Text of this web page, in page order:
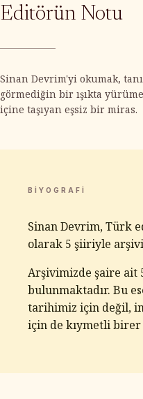
Editörün Notu
Sinan Devrim'yi okumak,
görmediğin bir ışıkta
içine taşıyan eşsiz bir miras.
BIYOGRAFI
Sinan Devrim, Türk
olarak 5 şiiriyle
Arşivimizde şaire ait
bulunmaktadır. Bu
tarihimiz için değil,
için de kıymetli